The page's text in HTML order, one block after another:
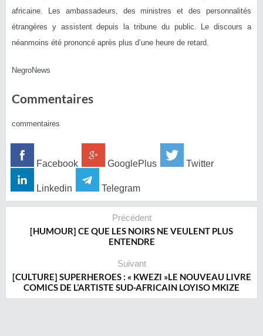
africaine. Les ambassadeurs, des ministres et des personnalités
étrangères y assistent depuis la tribune du public. Le discours a
néanmoins été prononcé après plus d’une heure de retard.
NegroNews
Commentaires
commentaires
Facebook GooglePlus Twitter
Linkedin Telegram
Précédent
[HUMOUR] CE QUE LES NOIRS NE VEULENT PLUS
ENTENDRE
Suivant
[CULTURE] SUPERHEROES : « KWEZI »LE NOUVEAU LIVRE
COMICS DE L’ARTISTE SUD-AFRICAIN LOYISO MKIZE